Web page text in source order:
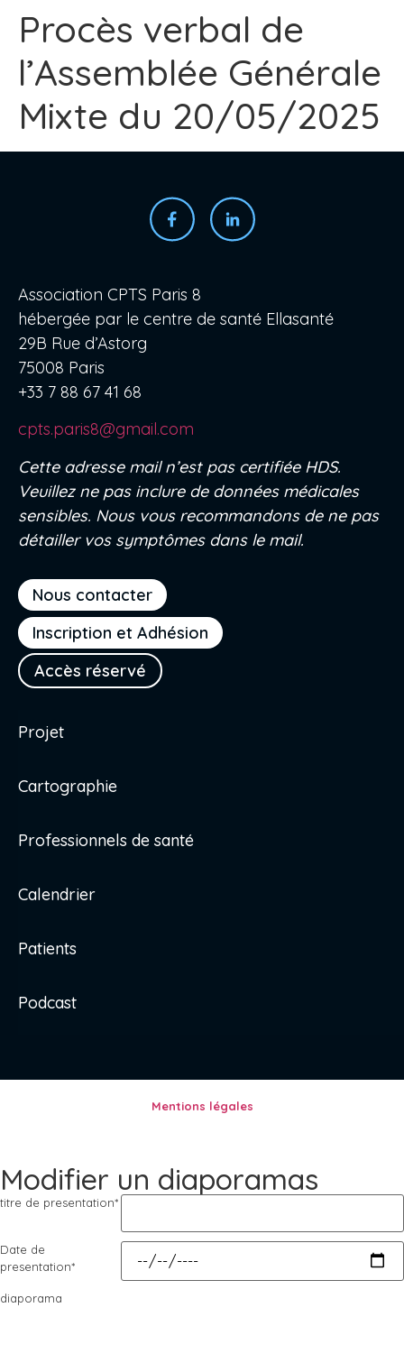
Procès verbal de
l’Assemblée Générale
Mixte du 20/05/2025
Projet
Cartographie
Professionnels de santé
Calendrier
Patients
Podcast
Nous contacter
Inscription et Adhésion
Accès réservé
Association CPTS Paris 8
hébergée par le centre de santé Ellasanté
29B Rue d’Astorg
75008 Paris
+33 7 88 67 41 68
cpts.paris8@gmail.com
Cette adresse mail n’est pas certifiée HDS.
Veuillez ne pas inclure de données médicales
sensibles. Nous vous recommandons de ne pas
détailler vos symptômes dans le mail.
Mentions légales
Modifier un diaporamas
titre de presentation*
Date de
presentation*
diaporama